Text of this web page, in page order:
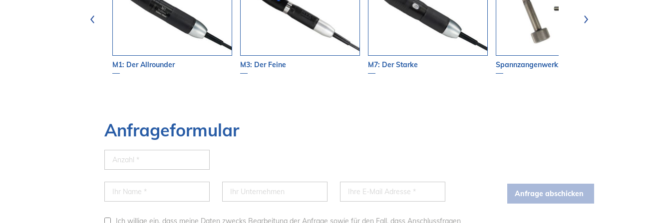
M1: Der Allrounder M3: Der Feine M7: Der Starke Spannzangenwerkzeuge
Anfrageformular
Ich willige ein, dass meine Daten zwecks Bearbeitung der Anfrage sowie für den Fall, dass Anschlussfragen